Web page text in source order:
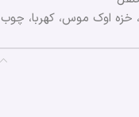
خزه اوک موس، کهربا، چوب